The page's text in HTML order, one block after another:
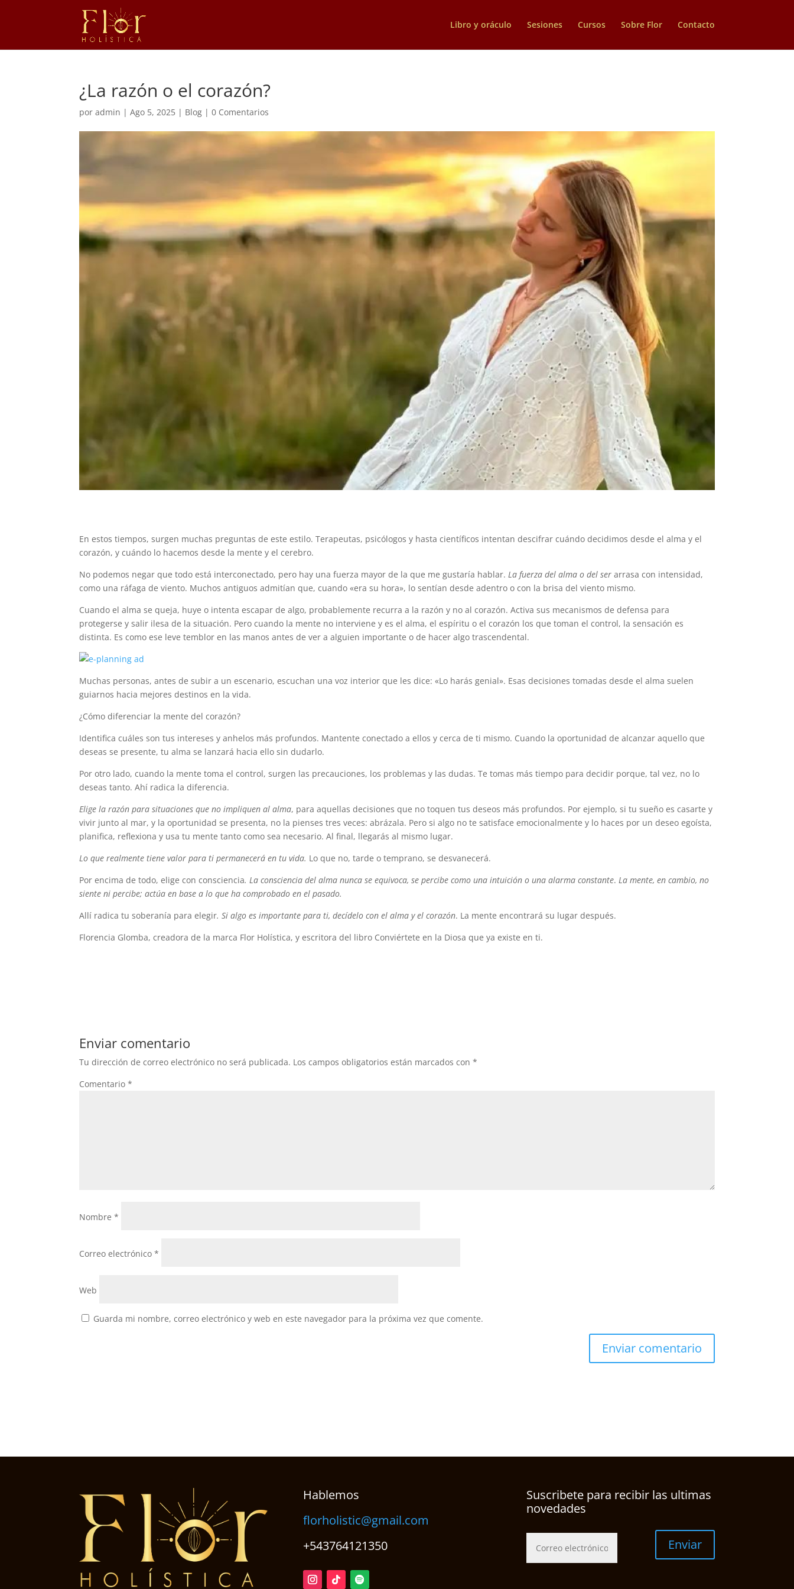
Libro y oráculo Sesiones Cursos Sobre Flor Contacto
¿La razón o el corazón?
poradmin |Ago 5, 2025 | Blog |0 Comentarios
En estos tiempos, surgen muchas preguntas de este estilo. Terapeutas, psicólogos y hasta científicos intentan descifrar cuándo decidimos desde el alma y el
corazón, y cuándo lo hacemos desde la mente y el cerebro.
No podemos negar que todo está interconectado, pero hay una fuerza mayor de la que me gustaría hablar. La fuerza del alma o del ser arrasa con intensidad,
como una ráfaga de viento. Muchos antiguos admitían que, cuando «era su hora», lo sentían desde adentro o con la brisa del viento mismo.
Cuando el alma se queja, huye o intenta escapar de algo, probablemente recurra a la razón y no al corazón. Activa sus mecanismos de defensa para
protegerse y salir ilesa de la situación. Pero cuando la mente no interviene y es el alma, el espíritu o el corazón los que toman el control, la sensación es
distinta. Es como ese leve temblor en las manos antes de ver a alguien importante o de hacer algo trascendental.
Muchas personas, antes de subir a un escenario, escuchan una voz interior que les dice: «Lo harás genial». Esas decisiones tomadas desde el alma suelen
guiarnos hacia mejores destinos en la vida.
¿Cómo diferenciar la mente del corazón?
Identifica cuáles son tus intereses y anhelos más profundos. Mantente conectado a ellos y cerca de ti mismo. Cuando la oportunidad de alcanzar aquello que
deseas se presente, tu alma se lanzará hacia ello sin dudarlo.
Por otro lado, cuando la mente toma el control, surgen las precauciones, los problemas y las dudas. Te tomas más tiempo para decidir porque, tal vez, no lo
deseas tanto. Ahí radica la diferencia.
Elige la razón para situaciones que no impliquen al alma, para aquellas decisiones que no toquen tus deseos más profundos. Por ejemplo, si tu sueño es casarte y
vivir junto al mar, y la oportunidad se presenta, no la pienses tres veces: abrázala. Pero si algo no te satisface emocionalmente y lo haces por un deseo egoísta,
planifica, reflexiona y usa tu mente tanto como sea necesario. Al final, llegarás al mismo lugar.
Lo que realmente tiene valor para ti permanecerá en tu vida. Lo que no, tarde o temprano, se desvanecerá.
Por encima de todo, elige con consciencia. La consciencia del alma nunca se equivoca, se percibe como una intuición o una alarma constante. La mente, en cambio, no
siente ni percibe; actúa en base a lo que ha comprobado en el pasado.
Allí radica tu soberanía para elegir. Si algo es importante para ti, decídelo con el alma y el corazón. La mente encontrará su lugar después.
Florencia Glomba, creadora de la marca Flor Holística, y escritora del libro Conviértete en la Diosa que ya existe en ti.
Enviar comentario
Tu dirección de correo electrónico no será publicada. Los campos obligatorios están marcados con*
Comentario*
Nombre*
Correo electrónico*
Web
Guarda mi nombre, correo electrónico y web en este navegador para la próxima vez que comente.
Hablemos
florholistic@gmail.com
+543764121350
Suscribete para recibir las ultimas
novedades
Enviar